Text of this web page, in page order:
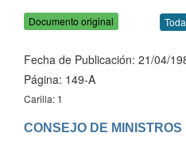
Documento original
Fecha de Publicación: 21/04/
Página: 149-A
Carilla: 1
CONSEJO DE MINISTROS